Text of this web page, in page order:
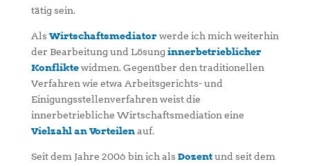
tätig sein.
AlsWirtschaftsmediator werde ich mich weiterhin
der Bearbeitung und Lösung innerbetrieblicher
Konfliktewidmen. Gegenüber den traditionellen
Verfahren wie etwa Arbeitsgerichts- und
Einigungsstellenverfahren weist die
innerbetriebliche Wirtschaftsmediation eine
Vielzahl an Vorteilenauf.
Seit dem Jahre 2006 bin ich alsDozentund seit dem